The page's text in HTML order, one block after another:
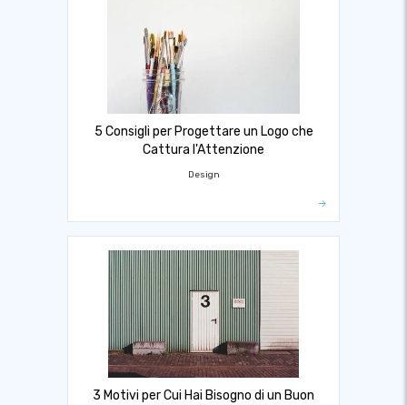
5 Consigli per Progettare un Logo che
Cattura l'Attenzione
Design
3 Motivi per Cui Hai Bisogno di un Buon